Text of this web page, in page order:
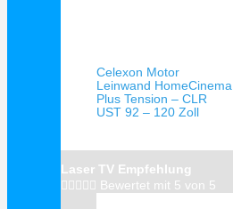
Celexon Motor
Leinwand HomeCinema
Plus Tension – CLR
UST 92 – 120 Zoll
Laser TV Empfehlung
     Bewertet mit 5 von 5